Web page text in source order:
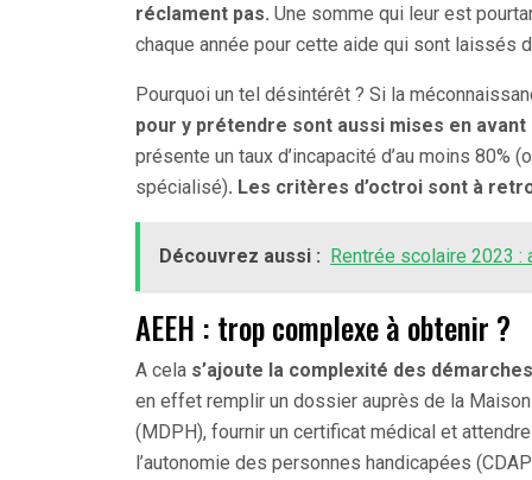
réclament pas. Une somme qui leur est
chaque année pour cette aide qui sont laissés
Pourquoi un tel désintérêt ? Si la
pour y prétendre sont aussi mises en avant
présente un taux d’incapacité d’au moins 80%
spécialisé). Les critères d’octroi sont à
Découvrez aussi : Rentrée scolaire 2023 :
AEEH : trop complexe à obtenir ?
A cela s’ajoute la complexité des
en effet remplir un dossier auprès de la
(MDPH), fournir un certificat médical et
l’autonomie des personnes handicapées